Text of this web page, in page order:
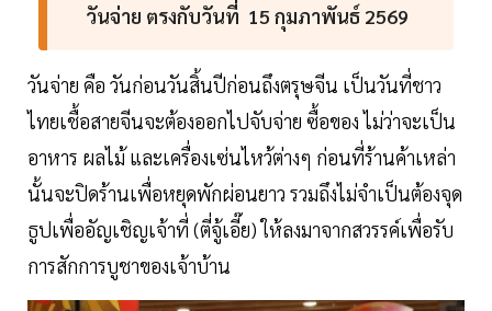
วันจ่าย ตรงกับวันที่ 15 กุมภาพันธ์ 2569
วันจ่าย คือ วันก่อนวันสิ้นปีก่อนถึงตรุษจีน เป็นวันที่ชาว
ไทยเชื้อสายจีนจะต้องออกไปจับจ่าย ซื้อของ ไม่ว่าจะเป็น
อาหาร ผลไม้ และเครื่องเซ่นไหว้ต่างๆ ก่อนที่ร้านค้าเหล่า
นั้นจะปิดร้านเพื่อหยุดพักผ่อนยาว รวมถึงไม่จำเป็นต้องจุด
ธูปเพื่ออัญเชิญเจ้าที่ (ตี่จู้เอี๊ย) ให้ลงมาจากสวรรค์เพื่อรับ
การสักการบูชาของเจ้าบ้าน